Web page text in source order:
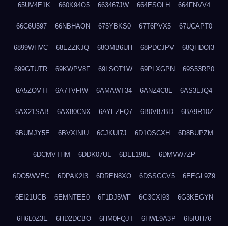
65UV4E1K 660K94O5 663467JW 664ESOLH 664FNVV4
66C6U597 66NBHAON 675YBKS0 67T6PVX5 67UCAPT0
6899WHVC 68EZZKJQ 68OMB6UH 68PDCJPV 68QHDOI3
699GTUTR 69KWPV8F 69LSOT1W 69PLXGPN 69S53RP0
6A5ZOVTI 6A7TVFIW 6AMAWT34 6ANZ4C8L 6AS3LJQ4
6AX21SAB 6AX80CNX 6AYEZFQ7 6B0V87BD 6BA9R10Z
6BUMJY5E 6BVXINIU 6CJKUI7J 6D1OSCXH 6D8BUPZM
6DCMVTHM 6DDK07UL 6DEL198E 6DMVW7ZP
6DO5WVEC 6DPAK2I3 6DREN8XO 6DSSGCV5 6EEGL9Z9
6EI21UCB 6EMNTEE0 6F1DJ5WF 6G3CXI93 6G3KEGYN
6H6L0Z3E 6HD2DCBO 6HM0FQJT 6HWL9A3P 6I5IUH76